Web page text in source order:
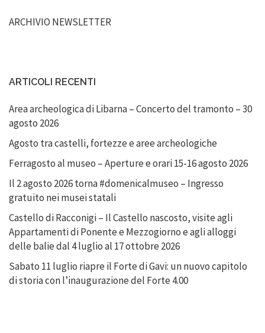
ARCHIVIO NEWSLETTER
ARTICOLI RECENTI
Area archeologica di Libarna – Concerto del tramonto – 30
agosto 2026
Agosto tra castelli, fortezze e aree archeologiche
Ferragosto al museo – Aperture e orari 15-16 agosto 2026
Il 2 agosto 2026 torna #domenicalmuseo – Ingresso
gratuito nei musei statali
Castello di Racconigi – Il Castello nascosto, visite agli
Appartamenti di Ponente e Mezzogiorno e agli alloggi
delle balie dal 4 luglio al 17 ottobre 2026
Sabato 11 luglio riapre il Forte di Gavi: un nuovo capitolo
di storia con l’inaugurazione del Forte 4.00